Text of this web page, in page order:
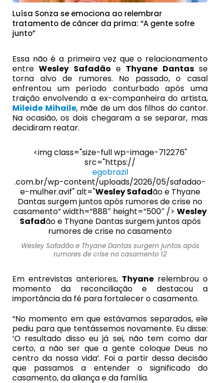
Luísa Sonza se emociona ao relembrar
tratamento de câncer da prima: “A gente sofre
junto”
Essa não é a primeira vez que o relacionamento
entreWesley Safadão e Thyane Dantasse
torna alvo de rumores. No passado, o casal
enfrentou um período conturbado após uma
traição envolvendo a ex-companheira do artista,
Mileide Mihaile, mãe de um dos filhos do cantor.
Na ocasião, os dois chegaram a se separar, mas
decidiram reatar.
<img class="size-full wp-image-712276"
src="https://
egobrazil
.com.br/wp-content/uploads/2026/05/safadao-
e-mulher.avif" alt="Wesley Safadão e Thyane
Dantas surgem juntos após rumores de crise no
casamento” width=”888″ height=”500″ /> Wesley
Safadão e Thyane Dantas surgem juntos após
rumores de crise no casamento
Wesley Safadão e Thyane Dantas surgem juntos após
rumores de crise no casamento 12
Em entrevistas anteriores, Thyane relembrou o
momento da reconciliação e destacou a
importância da fé para fortalecer o casamento.
“No momento em que estávamos separados, ele
pediu para que tentássemos novamente. Eu disse:
‘O resultado disso eu já sei, não tem como dar
certo, a não ser que a gente coloque Deus no
centro da nossa vida’. Foi a partir dessa decisão
que passamos a entender o significado do
casamento, da aliança e da família.